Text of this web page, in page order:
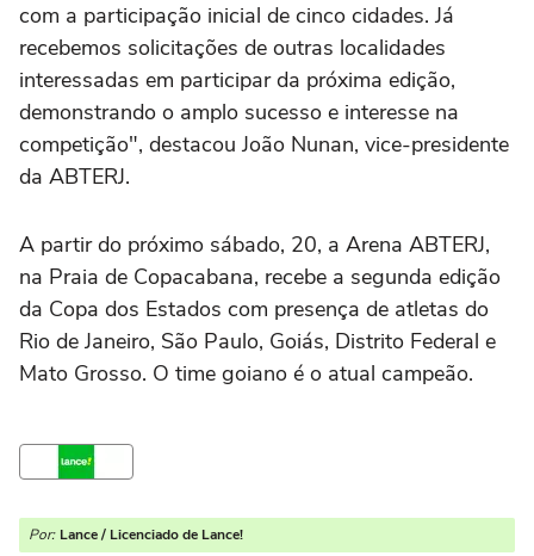
com a participação inicial de cinco cidades. Já
recebemos solicitações de outras localidades
interessadas em participar da próxima edição,
demonstrando o amplo sucesso e interesse na
competição", destacou João Nunan, vice-presidente
da ABTERJ.
A partir do próximo sábado, 20, a Arena ABTERJ,
na Praia de Copacabana, recebe a segunda edição
da Copa dos Estados com presença de atletas do
Rio de Janeiro, São Paulo, Goiás, Distrito Federal e
Mato Grosso. O time goiano é o atual campeão.
Por: Lance / Licenciado de Lance!